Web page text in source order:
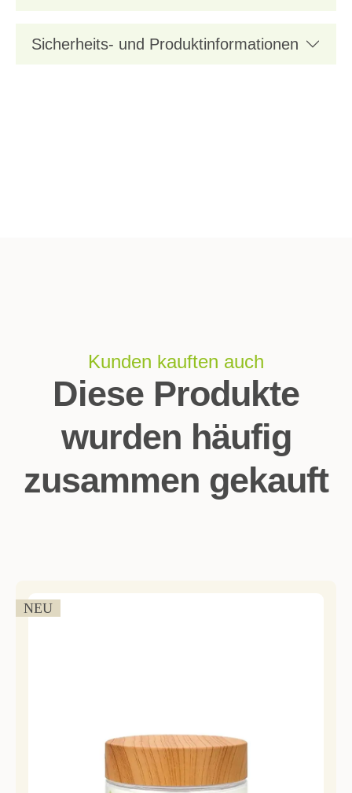
Sicherheits- und Produktinformationen
Kunden kauften auch
Diese Produkte
wurden häufig
zusammen gekauft
NEU